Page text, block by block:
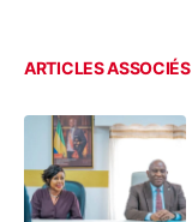
ARTICLES ASSOCIÉS